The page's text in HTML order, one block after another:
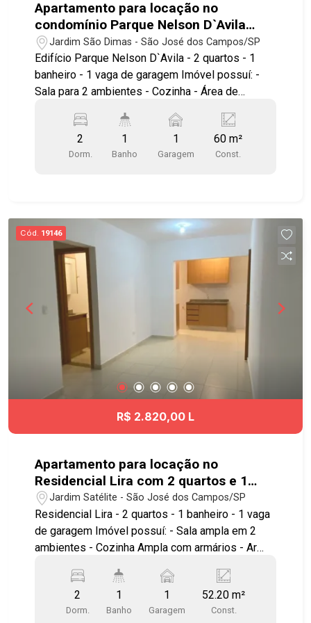
Apartamento para locação no
condomínio Parque Nelson D`Avila
com 2 quartos e 1 vaga de garagem -
60 m² - No bairro Jardim São Dimas -
SJC
Jardim São Dimas - São José dos Campos/SP
Edifício Parque Nelson D`Avila - 2 quartos - 1
banheiro - 1 vaga de garagem Imóvel possuí: -
Sala para 2 ambientes - Cozinha - Área de
Churrasqueira, salão de festas e playground.
Próximo ao Parque Santos Dumont, CenterVale
Shopping, CTA, ITA, além de ampla variedade de
Guilhermino e Adhemar de Barros, além do Anel
Viário e da Rodovia Presidente Dutra,
proporcionando acessos rápidos e práticos para
todas as regiões da cidade. Agende já sua
visita!! #imobiliaria #geraçãoimóveis
#aptolocação #aptolocaçãoSJC
#JardimSãoDimas
2
Dorm.
1
Banho
1
Garagem
60 m²
Const.
Cód. 19146
R$ 2.820,00 L
Apartamento para locação no
Residencial Lira com 2 quartos e 1
vaga de garagem - 52m² - Jardim
Satélite - SJC
Jardim Satélite - São José dos Campos/SP
Residencial Lira - 2 quartos - 1 banheiro - 1 vaga
de garagem Imóvel possuí: - Sala ampla em 2
ambientes - Cozinha Ampla com armários - Ar
com armários - Armários em um dos quartos -
Varanda com vista livre - Apartamento novo
Localizado no bairro Jardim Satélite, região sul
2
Dorm.
1
Banho
1
Garagem
52.20 m²
Const.